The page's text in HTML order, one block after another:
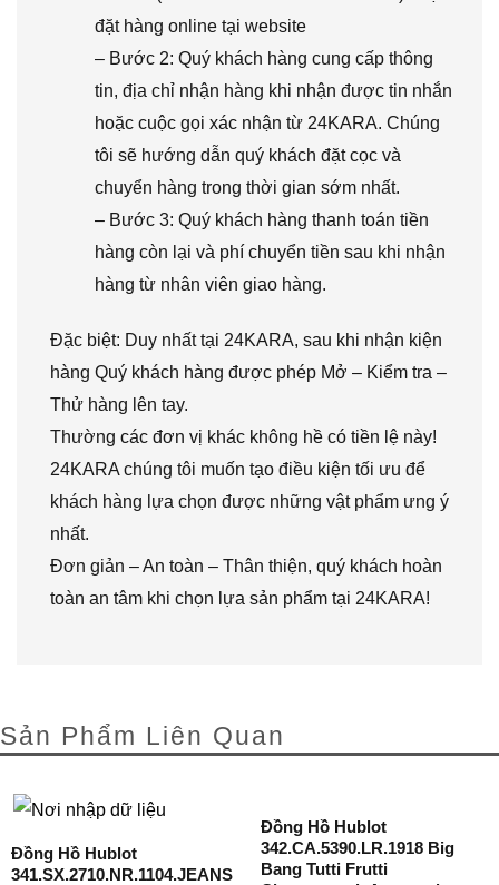
đặt hàng online tại website
– Bước 2: Quý khách hàng cung cấp thông
tin, địa chỉ nhận hàng khi nhận được tin nhắn
hoặc cuộc gọi xác nhận từ 24KARA. Chúng
tôi sẽ hướng dẫn quý khách đặt cọc và
chuyển hàng trong thời gian sớm nhất.
– Bước 3: Quý khách hàng thanh toán tiền
hàng còn lại và phí chuyển tiền sau khi nhận
hàng từ nhân viên giao hàng.
Đặc biệt: Duy nhất tại 24KARA, sau khi nhận kiện
hàng Quý khách hàng được phép Mở – Kiểm tra –
Thử hàng lên tay.
Thường các đơn vị khác không hề có tiền lệ này!
24KARA chúng tôi muốn tạo điều kiện tối ưu để
khách hàng lựa chọn được những vật phẩm ưng ý
nhất.
Đơn giản – An toàn – Thân thiện, quý khách hoàn
toàn an tâm khi chọn lựa sản phẩm tại 24KARA!
Sản Phẩm Liên Quan
Đồng Hồ Hublot
341.SX.2710.NR.1104.JEANS
Đồng Hồ Hublot
342.CA.5390.LR.1918 Big
Bang Tutti Frutti